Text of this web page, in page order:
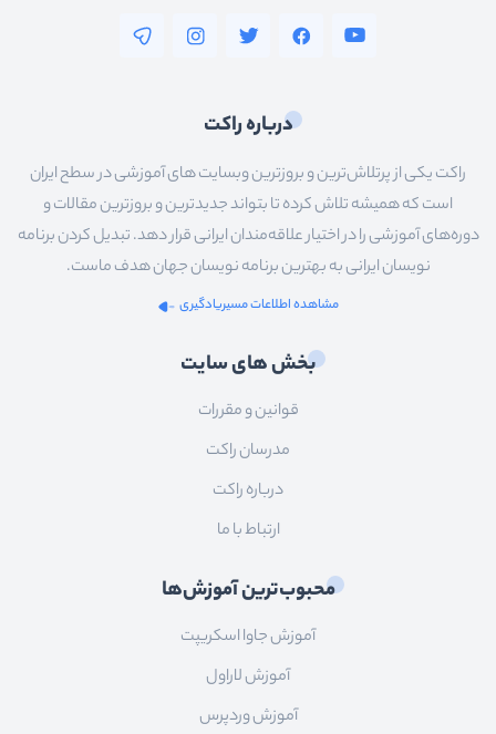
درباره راکت
راکت یکی از پرتلاش‌ترین و بروزترین وبسایت های آموزشی در سطح ایران
است که همیشه تلاش کرده تا بتواند جدیدترین و بروزترین مقالات و
دوره‌های آموزشی را در اختیار علاقه‌مندان ایرانی قرار دهد. تبدیل کردن برنامه
نویسان ایرانی به بهترین برنامه نویسان جهان هدف ماست.
مشاهده اطلاعات مسیریادگیری
بخش های سایت
قوانین و مقررات
مدرسان راکت
درباره راکت
ارتباط با ما
محبوب‌ترین آموزش‌ها
آموزش جاوا اسکریپت
آموزش لاراول
آموزش وردپرس